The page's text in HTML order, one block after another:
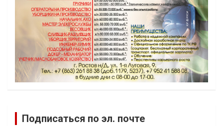
Подписаться по эл. почте